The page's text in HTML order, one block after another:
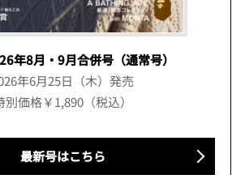
年8月・9月合併号（通常号）
年6月25日（木）発売
別価格￥1,890（税込）
最新号はこちら